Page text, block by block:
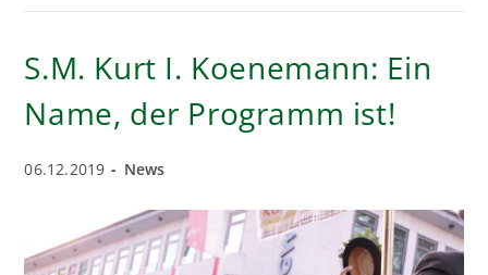
HUBERTUSKÖNIG
S.M. Kurt I. Koenemann: Ein
Name, der Programm ist!
Beitrag
06.12.2019
Beitrags-
News